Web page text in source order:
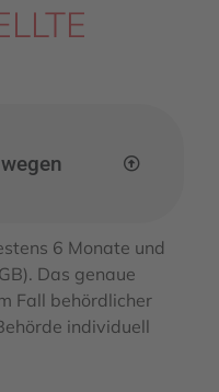
6 Monate und
Das genaue
Fall behördlicher
individuell